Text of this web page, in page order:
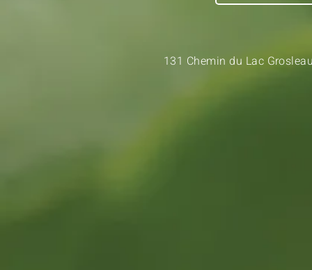
131 Chemin du Lac